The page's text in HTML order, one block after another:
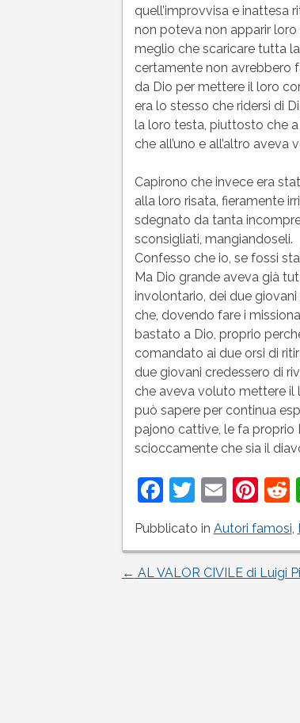
quell’improvvisa e inattesa
non poteva non apparir
meglio che scaricare tutta
certamente non avrebbero
da Dio per mettere il loro
era lo stesso che ridersi di
la loro testa, piuttosto che a
che all’uno e all’altro
Capirono che invece era
alla loro risata, fieramente
sdegnato da tanta
sconsigliati, mangiandoseli.
Confesso che io, se fossi
Ma Dio grande aveva già
involontario, dei due
che, dovendo fare i
bastato a Dio, proprio
comandato ai due orsi di
due giovani credessero di
che aveva voluto mettere il
può sapere per continua
pajono cattive, le fa proprio
scioccamente che sia il
Facebook
Twitter
Email
Pubblicato in Autori famosi
Navigazione
← AL VALOR CIVILE di Luigi